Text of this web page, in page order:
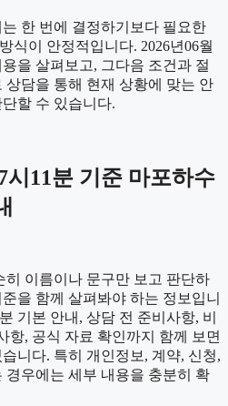
한 번에 결정하기보다 필요한
식이 안정적입니다. 2026년06월
을 살펴보고, 그다음 조건과 절
상담을 통해 현재 상황에 맞는 안
할 수 있습니다.
시11분 기준 마포하수
이름이나 문구만 보고 판단하
을 함께 살펴봐야 하는 정보입니
기본 안내, 상담 전 준비사항, 비
항, 공식 자료 확인까지 함께 보면
니다. 특히 개인정보, 계약, 신청,
경우에는 세부 내용을 충분히 확